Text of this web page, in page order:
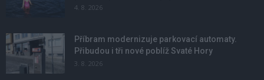
4. 8. 2026
Příbram modernizuje parkovací automaty.
Přibudou i tři nové poblíž Svaté Hory
3. 8. 2026